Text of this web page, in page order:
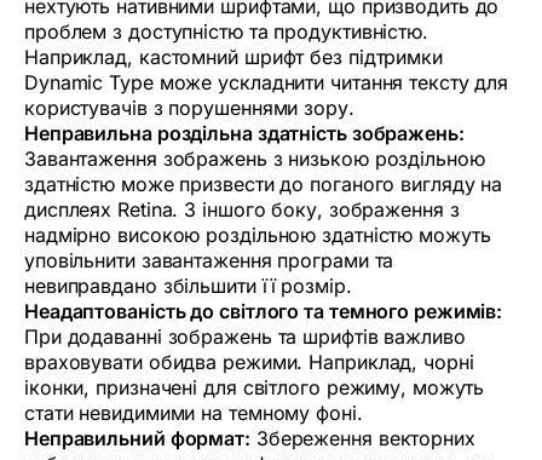
нехтують нативними шрифтами, що призводить до
проблем з доступністю та продуктивністю.
Наприклад, кастомний шрифт без підтримки
Dynamic Type може ускладнити читання тексту для
користувачів з порушеннями зору.
Неправильна роздільна здатність зображень:
Завантаження зображень з низькою роздільною
здатністю може призвести до поганого вигляду на
дисплеях Retina. З іншого боку, зображення з
надмірно високою роздільною здатністю можуть
уповільнити завантаження програми та
невиправдано збільшити її розмір.
Неадаптованість до світлого та темного режимів:
При додаванні зображень та шрифтів важливо
враховувати обидва режими. Наприклад, чорні
іконки, призначені для світлого режиму, можуть
стати невидимими на темному фоні.
Неправильний формат: Збереження векторних